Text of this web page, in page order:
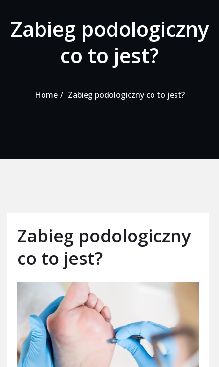
Zabieg podologiczny
co to jest?
Home Zabieg podologiczny co to jest?
Zabieg podologiczny
co to jest?